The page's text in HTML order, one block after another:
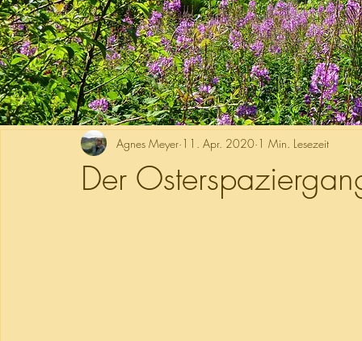
Alle Beiträge 7 THINGS PHILSOPHY EVENTS
Der
Agnes Meyer 11. Apr. 2020 1 Min. Lesezeit